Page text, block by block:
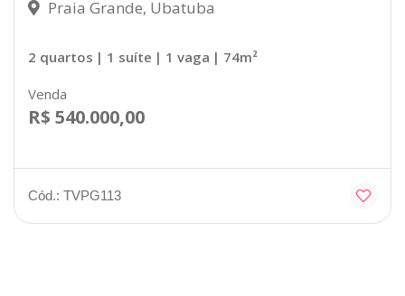
Praia Grande, Ubatuba
2 quartos | 1 suíte | 1 vaga | 74m²
Venda
R$ 540.000,00
Cód.: TVPG113